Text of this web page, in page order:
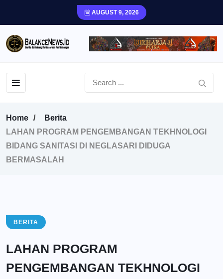
AUGUST 9, 2026
Home
Berita
LAHAN PROGRAM PENGEMBANGAN TEKHNOLOGI
BIDANG SANITASI DI NEGLASARI DIDUGA
BERMASALAH
BERITA
LAHAN PROGRAM
PENGEMBANGAN TEKHNOLOGI